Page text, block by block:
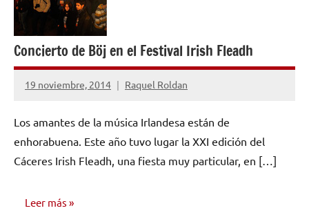
Concierto de Böj en el Festival Irish Fleadh
19 noviembre, 2014 Raquel Roldan
No
comentarios
Los amantes de la música Irlandesa están de
enhorabuena. Este año tuvo lugar la XXI edición del
Cáceres Irish Fleadh, una fiesta muy particular, en […]
Leer más